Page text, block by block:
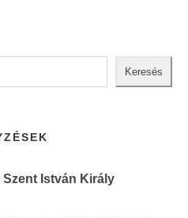
Keresés
Szent István Király